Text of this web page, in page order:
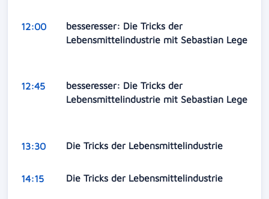
12:00
besseresser: Die Tricks der
Lebensmittelindustrie mit Sebastian Lege
12:45
besseresser: Die Tricks der
Lebensmittelindustrie mit Sebastian Lege
13:30 Die Tricks der Lebensmittelindustrie
14:15 Die Tricks der Lebensmittelindustrie